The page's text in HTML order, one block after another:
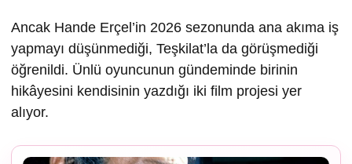
Ancak Hande Erçel’in 2026 sezonunda ana akıma iş
yapmayı düşünmediği, Teşkilat’la da görüşmediği
öğrenildi. Ünlü oyuncunun gündeminde birinin
hikâyesini kendisinin yazdığı iki film projesi yer
alıyor.